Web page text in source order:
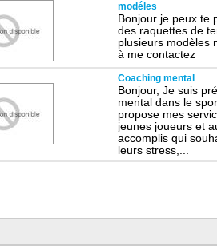
modéles
Bonjour je peux te
des raquettes de
plusieurs modèles
à me contactez
Coaching mental
Bonjour, Je suis
mental dans le
propose mes
jeunes joueurs et
accomplis qui
leurs stress,...